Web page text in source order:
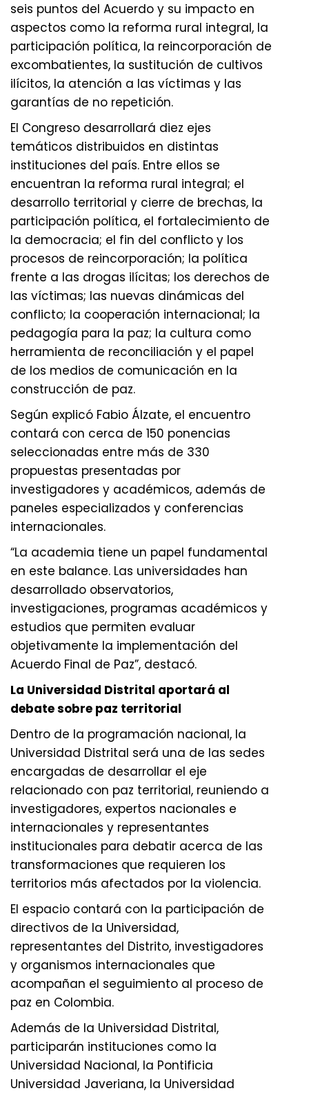
seis puntos del Acuerdo y su impacto en
aspectos como la reforma rural integral, la
participación política, la reincorporación de
excombatientes, la sustitución de cultivos
ilícitos, la atención a las víctimas y las
garantías de no repetición.
El Congreso desarrollará diez ejes
temáticos distribuidos en distintas
instituciones del país. Entre ellos se
encuentran la reforma rural integral; el
desarrollo territorial y cierre de brechas, la
participación política, el fortalecimiento de
la democracia; el fin del conflicto y los
procesos de reincorporación; la política
frente a las drogas ilícitas; los derechos de
las víctimas; las nuevas dinámicas del
conflicto; la cooperación internacional; la
pedagogía para la paz; la cultura como
herramienta de reconciliación y el papel
de los medios de comunicación en la
construcción de paz.
Según explicó Fabio Álzate, el encuentro
contará con cerca de 150 ponencias
seleccionadas entre más de 330
propuestas presentadas por
investigadores y académicos, además de
paneles especializados y conferencias
internacionales.
“La academia tiene un papel fundamental
en este balance. Las universidades han
desarrollado observatorios,
investigaciones, programas académicos y
estudios que permiten evaluar
objetivamente la implementación del
Acuerdo Final de Paz”, destacó.
La Universidad Distrital aportará al
debate sobre paz territorial
Dentro de la programación nacional, la
Universidad Distrital será una de las sedes
encargadas de desarrollar el eje
relacionado con paz territorial, reuniendo a
investigadores, expertos nacionales e
internacionales y representantes
institucionales para debatir acerca de las
transformaciones que requieren los
territorios más afectados por la violencia.
El espacio contará con la participación de
directivos de la Universidad,
representantes del Distrito, investigadores
y organismos internacionales que
acompañan el seguimiento al proceso de
paz en Colombia.
Además de la Universidad Distrital,
participarán instituciones como la
Universidad Nacional, la Pontificia
Universidad Javeriana, la Universidad